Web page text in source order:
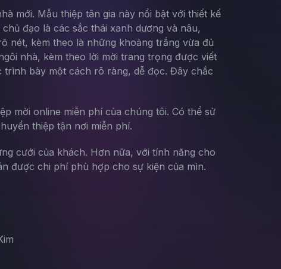
mới. Mẫu thiệp tân gia này nổi bật với thiết kế
đạo là các sắc thái xanh dương và nâu,
nét, kèm theo là những khoảng trắng vừa đủ
nhà, kèm theo lời mời trang trọng được viết
trình bày một cách rõ ràng, dễ đọc. Đây chắc
mời online miễn phí của chúng tôi. Có thể sử
thiệp tận nơi miễn phí.
cưới của khách. Hơn nữa, với tính năng cho
được chi phí phù hợp cho sự kiện của mìn.